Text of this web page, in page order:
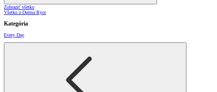
Zobraziť všetko
Všetko z Derma Ryor
Kategória
Every Day